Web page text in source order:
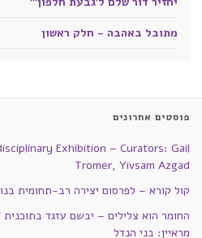
מתובל באהבה - חלק ראשון
פוסטים אחרונים
Exhibition – Curators: Gail
Tromer, Yivsam Azgad
קול קורא – לפרסום יצירה רב-תחומית
מראיין: בני הנדל